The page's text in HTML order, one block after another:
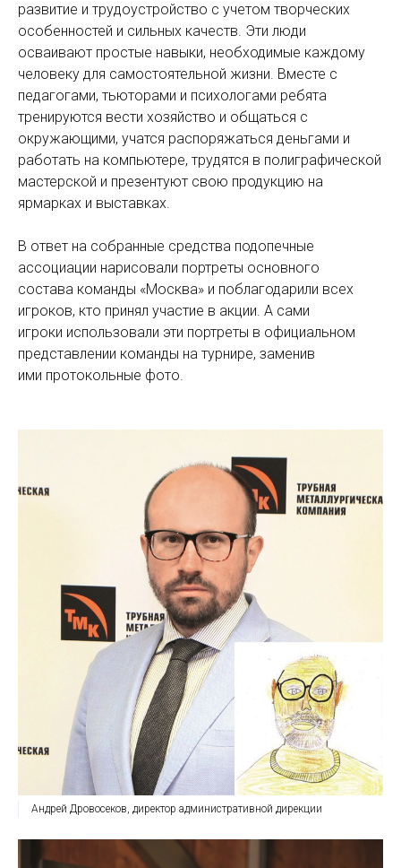
развитие и трудоустройство с учетом творческих
особенностей и сильных качеств. Эти люди
осваивают простые навыки, необходимые каждому
человеку для самостоятельной жизни. Вместе с
педагогами, тьюторами и психологами ребята
тренируются вести хозяйство и общаться с
окружающими, учатся распоряжаться деньгами и
работать на компьютере, трудятся в полиграфической
мастерской и презентуют свою продукцию на
ярмарках и выставках.
В ответ на собранные средства подопечные
ассоциации нарисовали портреты основного
состава команды «Москва» и поблагодарили всех
игроков, кто принял участие в акции. А сами
игроки использовали эти портреты в официальном
представлении команды на турнире, заменив
ими протокольные фото.
Андрей Дровосеков, директор административной дирекции